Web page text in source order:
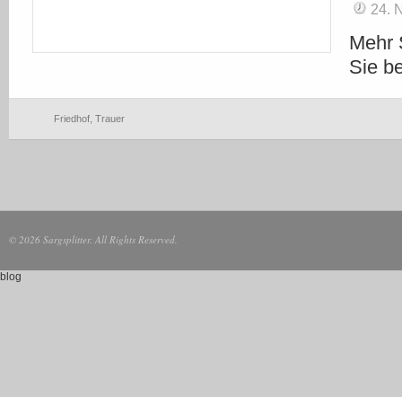
24.
Mehr
Sie
Friedhof Trauer
© 2026 Sargsplitter. All Rights Reserved.
blog